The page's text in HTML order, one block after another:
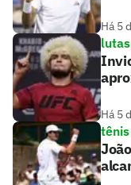
Há 5
lutas
Há 5
tênis